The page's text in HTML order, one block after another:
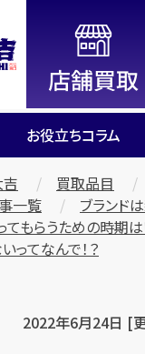
開中！
信頼と実績
お役立ちコラム
吉 買取品目
一覧
ブランド
てもらうための時期
ってなんで！？
2022年6月24日 [